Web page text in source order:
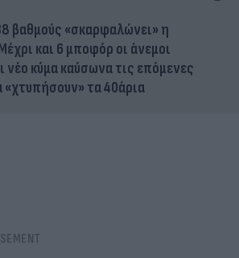
βαθμούς «σκαρφαλώνει» η
και 6 μποφόρ οι άνεμοι
νέο κύμα καύσωνα τις επόμενες
«χτυπήσουν» τα 40άρια